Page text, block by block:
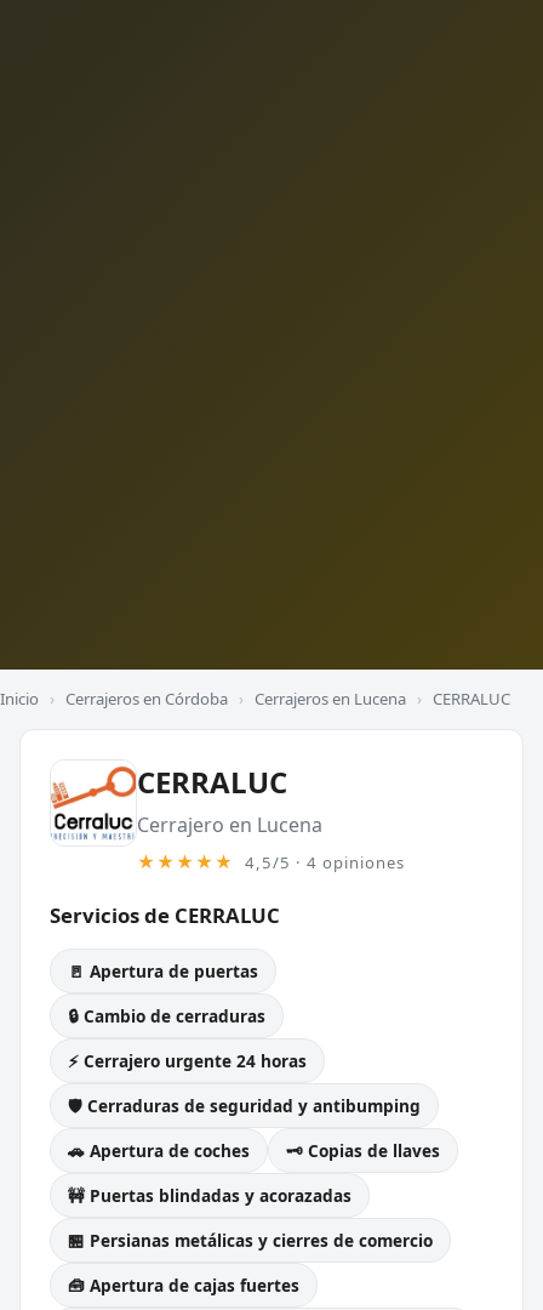
Inicio › Cerrajeros en Córdoba › Cerrajeros en Lucena › CERRALUC
CERRALUC
Cerrajero en Lucena
★★★★★ 4,5/5 · 4 opiniones
Servicios de CERRALUC
🚪 Apertura de puertas
🔒 Cambio de cerraduras
⚡ Cerrajero urgente 24 horas
🛡️ Cerraduras de seguridad y antibumping
🚗 Apertura de coches
🗝️ Copias de llaves
🚧 Puertas blindadas y acorazadas
🏪 Persianas metálicas y cierres de comercio
🧰 Apertura de cajas fuertes